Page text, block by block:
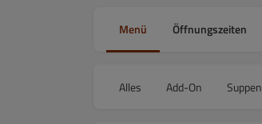
Menü Öffnungszeiten
Alles Add-On Suppen